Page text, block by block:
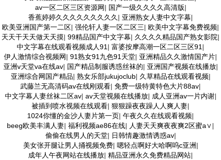
av一区二区三区资源网| 国产一级久久久久高清版|
香蕉婷婷久久久久久久久久久 | 亚洲熟女人妻中文字幕|
欧美亚洲国产第一二区| 强伦轩人妻一区二区三| 欧美中文字幕免费视频|
天天干天天做天天摸| 99精品国产中文字幕| 久久久久精品国产熟女影院|
中文字幕在线观看视频成人91 | 富婆按摩高潮一区二区三区91 |
伊人激情综合视频网| 91熟女91九色91天堂| 亚洲精品久久激情国产片|
亚洲v天堂va在线av| 国产精品制服诱惑丝袜的| 亚洲国产视频在线播放|
亚洲综合网国产精品| 熟女乐部jukujoclub| 久草精品在线观看视频|
武藤兰无高清码av在线刚观看| 免费一级特黄特色大片88av|
中文字幕人妻丝袜二区av| av天堂视频在线播放| 成人亚洲av一片内谢|
被插到喷水视频在线观看| 狠狠躁夜夜躁人人爽人妻|
1024你懂的金沙人妻片第一页| 午夜久久在线观看视频|
beeg欧美丰满人妻| 福利视频ae86在线| 人妻天天爽夜夜爽2区蜜a∨|
偷偷在线男人的天堂| 日韩情趣激情诱惑av|
美女张开腿让男人捅视频免费| 嗯轻点啊好大哈啊呜c亚洲|
成年人午夜网站在线播放| 精品亚洲永久免费精品网站|